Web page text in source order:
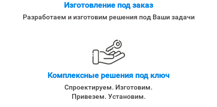
Изготовление под заказ
Разработаем и изготовим решения под Ваши задачи
Комплексные решения под ключ
Спроектируем. Изготовим.
Привезем. Установим.